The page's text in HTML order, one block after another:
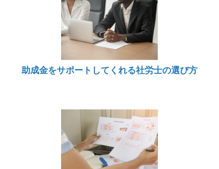
助成金をサポートしてくれる社労士の選び方